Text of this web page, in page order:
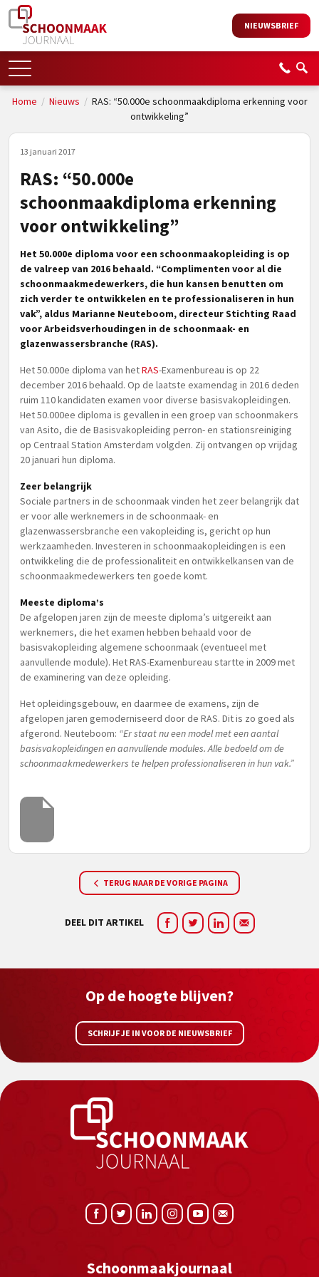
NIEUWSBRIEF
Home / Nieuws / RAS: “50.000e schoonmaakdiploma erkenning voor
ontwikkeling”
13 januari 2017
RAS: “50.000e
schoonmaakdiploma erkenning
voor ontwikkeling”
Het 50.000e diploma voor een schoonmaakopleiding is op
de valreep van 2016 behaald. “Complimenten voor al die
schoonmaakmedewerkers, die hun kansen benutten om
zich verder te ontwikkelen en te professionaliseren in hun
vak”, aldus Marianne Neuteboom, directeur Stichting Raad
voor Arbeidsverhoudingen in de schoonmaak- en
glazenwassersbranche (RAS).
Het 50.000e diploma van hetRAS-Examenbureau is op 22
december 2016 behaald. Op de laatste examendag in 2016 deden
ruim 110 kandidaten examen voor diverse basisvakopleidingen.
Het 50.000ee diploma is gevallen in een groep van schoonmakers
van Asito, die de Basisvakopleiding perron- en stationsreiniging
op Centraal Station Amsterdam volgden. Zij ontvangen op vrijdag
20 januari hun diploma.
Zeer belangrijk
Sociale partners in de schoonmaak vinden het zeer belangrijk dat
er voor alle werknemers in de schoonmaak- en
glazenwassersbranche een vakopleiding is, gericht op hun
werkzaamheden. Investeren in schoonmaakopleidingen is een
ontwikkeling die de professionaliteit en ontwikkelkansen van de
schoonmaakmedewerkers ten goede komt.
Meeste diploma’s
De afgelopen jaren zijn de meeste diploma’s uitgereikt aan
werknemers, die het examen hebben behaald voor de
basisvakopleiding algemene schoonmaak (eventueel met
aanvullende module). Het RAS-Examenbureau startte in 2009 met
de examinering van deze opleiding.
Het opleidingsgebouw, en daarmee de examens, zijn de
afgelopen jaren gemoderniseerd door de RAS. Dit is zo goed als
afgerond. Neuteboom: “Er staat nu een model met een aantal
basisvakopleidingen en aanvullende modules. Alle bedoeld om de
schoonmaakmedewerkers te helpen professionaliseren in hun vak.”
TERUG NAAR DE VORIGE PAGINA
DEEL DIT ARTIKEL
Op de hoogte blijven?
SCHRIJF JE IN VOOR DE NIEUWSBRIEF
Schoonmaakjournaal